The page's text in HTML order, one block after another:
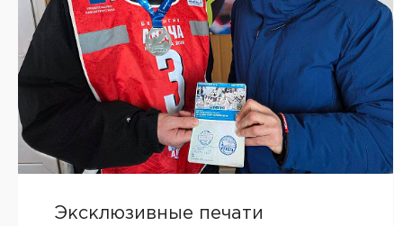
Эксклюзивные печати